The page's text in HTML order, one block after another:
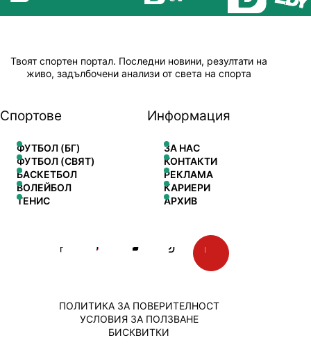
Твоят спортен портал. Последни новини, резултати на
живо, задълбочени анализи от света на спорта
Спортове
ФУТБОЛ (БГ)
ФУТБОЛ (СВЯТ)
БАСКЕТБОЛ
ВОЛЕЙБОЛ
ТЕНИС
Информация
ЗА НАС
КОНТАКТИ
РЕКЛАМА
КАРИЕРИ
АРХИВ
ПОЛИТИКА ЗА ПОВЕРИТЕЛНОСТ
УСЛОВИЯ ЗА ПОЛЗВАНЕ
БИСКВИТКИ